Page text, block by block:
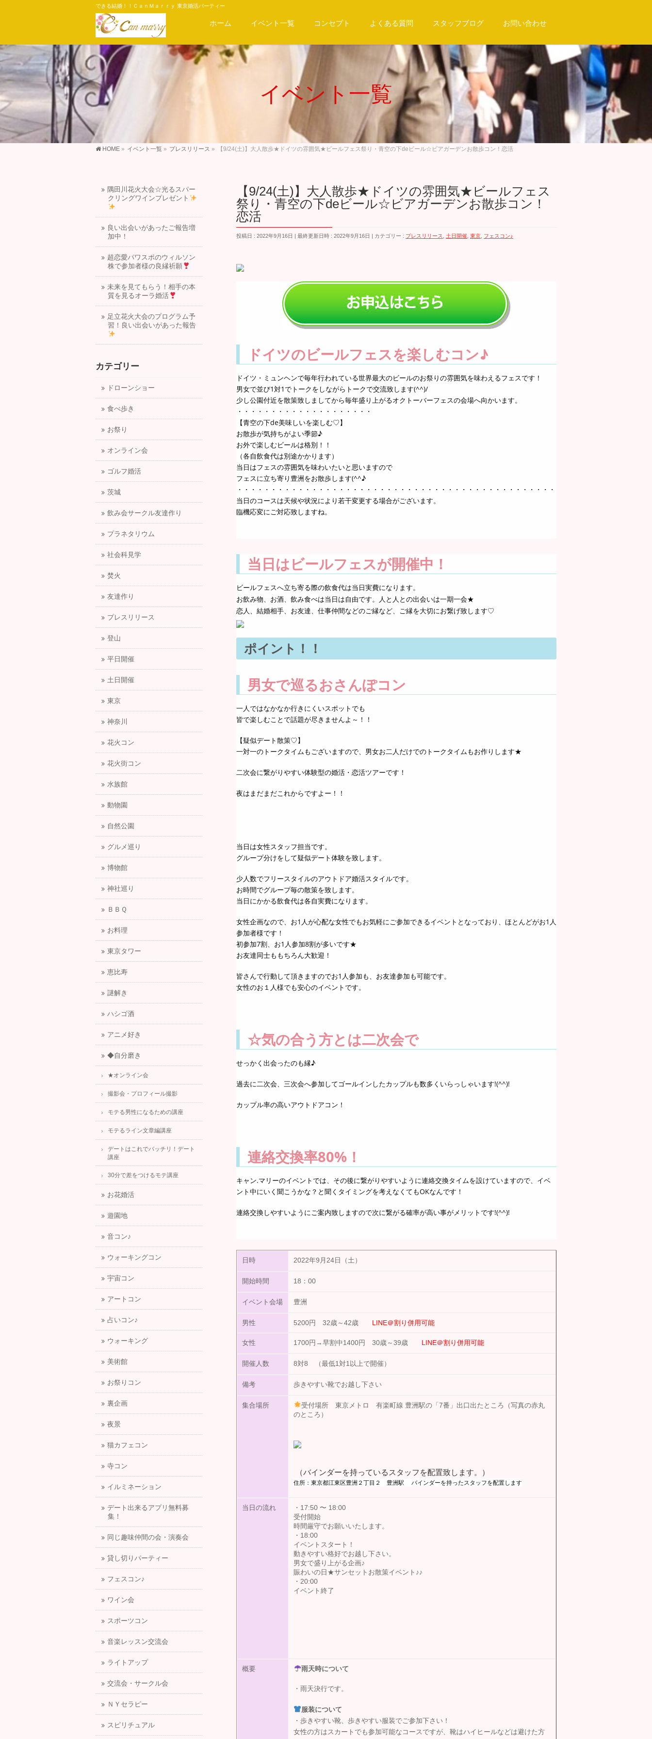
できる結婚！！ＣａｎＭａｒｒｙ 東京婚活パーティー
ホーム イベント一覧 コンセプト よくある質問 スタッフブログ お問い合わせ
イベント一覧
HOME » イベント一覧 » プレスリリース » 【9/24(土)】大人散歩★ドイツの雰囲気★ビールフェス祭り・青空の下deビール☆ビアガーデンお散歩コン！恋活
【9/24(土)】大人散歩★ドイツの雰囲気★ビールフェス
祭り・青空の下deビール☆ビアガーデンお散歩コン！
恋活
投稿日 : 2022年9月16日 最終更新日時 : 2022年9月16日 カテゴリー : プレスリリース 土日開催 東京 フェスコン♪
ドイツのビールフェスを楽しむコン♪
ドイツ・ミュンヘンで毎年行われている世界最大のビールのお祭りの雰囲気を味わえるフェスです！
男女で並び1対1でトークをしながらトークで交流致します(^^)/
少し公園付近を散策致しましてから毎年盛り上がるオクトーバーフェスの会場へ向かいます。
・・・・・・・・・・・・・・・・・・・・
【青空の下de美味しいを楽しむ♡】
お散歩が気持ちがよい季節♪
お外で楽しむビールは格別！！
（各自飲食代は別途かかります）
当日はフェスの雰囲気を味わいたいと思いますので
フェスに立ち寄り豊洲をお散歩します(^^♪
・・・・・・・・・・・・・・・・・・・・・・・・・・・・・・・・・・・・・・・・・・・・・・・・
当日のコースは天候や状況により若干変更する場合がございます。
臨機応変にご対応致しますね。
当日はビールフェスが開催中！
ビールフェスへ立ち寄る際の飲食代は当日実費になります。
お飲み物、お酒、飲み食べは当日は自由です。人と人との出会いは一期一会★
恋人、結婚相手、お友達、仕事仲間などのご縁など、ご縁を大切にお繋げ致します♡
ポイント！！
男女で巡るおさんぽコン
一人ではなかなか行きにくいスポットでも
皆で楽しむことで話題が尽きませんよ～！！
【疑似デート散策♡】
一対一のトークタイムもございますので、男女お二人だけでのトークタイムもお作りします★
二次会に繋がりやすい体験型の婚活・恋活ツアーです！
夜はまだまだこれからですよー！！
当日は女性スタッフ担当です。
グループ分けをして疑似デート体験を致します。
少人数でフリースタイルのアウトドア婚活スタイルです。
お時間でグループ毎の散策を致します。
当日にかかる飲食代は各自実費になります。
女性企画なので、お1人が心配な女性でもお気軽にご参加できるイベントとなっており、ほとんどがお1人
参加者様です！
初参加7割、お1人参加8割が多いです★
お友達同士ももちろん大歓迎！
皆さんで行動して頂きますのでお1人参加も、お友達参加も可能です。
女性のお１人様でも安心のイベントです。
☆気の合う方とは二次会で
せっかく出会ったのも縁♪
過去に二次会、三次会へ参加してゴールインしたカップルも数多くいらっしゃいます!(^^)!
カップル率の高いアウトドアコン！
連絡交換率80%！
キャン.マリーのイベントでは、その後に繋がりやすいように連絡交換タイムを設けていますので、イベ
ント中にいく聞こうかな？と聞くタイミングを考えなくてもOKなんです！
連絡交換しやすいようにご案内致しますので次に繋がる確率が高い事がメリットです!(^^)!
日時 2022年9月24日（土）
開始時間 18：00
イベント会場 豊洲
男性 5200円 32歳～42歳 LINE＠割り併用可能
女性 1700円→早割中1400円 30歳～39歳 LINE＠割り併用可能
開催人数 8対8 （最低1対1以上で開催）
備考 歩きやすい靴でお越し下さい
集合場所
受付場所 東京メトロ 有楽町線 豊洲駅の「7番」出口出たところ（写真の赤丸
のところ）
（バインダーを持っているスタッフを配置致します。）
住所：東京都江東区豊洲２丁目２ 豊洲駅 バインダーを持ったスタッフを配置します
当日の流れ
・17:50 〜 18:00
受付開始
時間厳守でお願いいたします。
・18:00
イベントスタート！
動きやすい格好でお越し下さい。
男女で盛り上がる企画♪
賑わいの日★サンセットお散策イベント♪♪
・20:00
イベント終了
概要 雨天時について
・雨天決行です。
服装について
・歩きやすい靴、歩きやすい服装でご参加下さい！
女性の方はスカートでも参加可能なコースですが、靴はハイヒールなどは避けた方
隅田川花火大会☆光るスパー
クリングワインプレゼント
良い出会いがあったご報告増
加中！
超恋愛パワスポのウィルソン
株で参加者様の良縁祈願
未来を見てもらう！相手の本
質を見るオーラ婚活
足立花火大会のプログラム予
習！良い出会いがあった報告
カテゴリー
ドローンショー
食べ歩き
お祭り
オンライン会
ゴルフ婚活
茨城
飲み会サークル友達作り
プラネタリウム
社会科見学
焚火
友達作り
プレスリリース
登山
平日開催
土日開催
東京
神奈川
花火コン
花火街コン
水族館
動物園
自然公園
グルメ巡り
博物館
神社巡り
ＢＢＱ
お料理
東京タワー
恵比寿
謎解き
ハシゴ酒
アニメ好き
◆自分磨き
★オンライン会
撮影会・プロフィール撮影
モテる男性になるための講座
モテるライン文章編講座
デートはこれでバッチリ！デート
講座
30分で差をつけるモテ講座
お花婚活
遊園地
音コン♪
ウォーキングコン
宇宙コン
アートコン
占いコン♪
ウォーキング
美術館
お祭りコン
裏企画
夜景
猫カフェコン
寺コン
イルミネーション
デート出来るアプリ無料募
集！
同じ趣味仲間の会・演奏会
貸し切りパーティー
フェスコン♪
ワイン会
スポーツコン
音楽レッスン交流会
ライトアップ
交流会・サークル会
ＮＹセラピー
スピリチュアル